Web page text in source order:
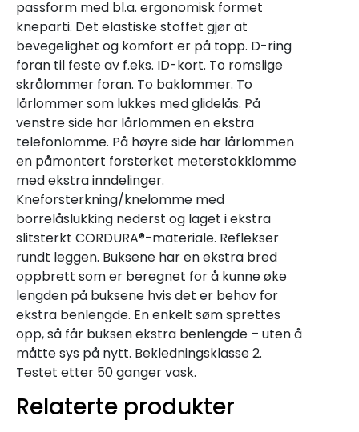
passform med bl.a. ergonomisk formet
kneparti. Det elastiske stoffet gjør at
bevegelighet og komfort er på topp. D-ring
foran til feste av f.eks. ID-kort. To romslige
skrålommer foran. To baklommer. To
lårlommer som lukkes med glidelås. På
venstre side har lårlommen en ekstra
telefonlomme. På høyre side har lårlommen
en påmontert forsterket meterstokklomme
med ekstra inndelinger.
Kneforsterkning/knelomme med
borrelåslukking nederst og laget i ekstra
slitsterkt CORDURA®-materiale. Reflekser
rundt leggen. Buksene har en ekstra bred
oppbrett som er beregnet for å kunne øke
lengden på buksene hvis det er behov for
ekstra benlengde. En enkelt søm sprettes
opp, så får buksen ekstra benlengde – uten å
måtte sys på nytt. Bekledningsklasse 2.
Testet etter 50 ganger vask.
Relaterte produkter